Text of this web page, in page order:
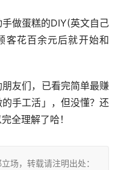
做蛋糕的DIY(英文自己
客花百余元后就开始和
友们，已看完简单最赚
手工活」，但没懂？还
全理解了哈！
场，转载请注明出处：